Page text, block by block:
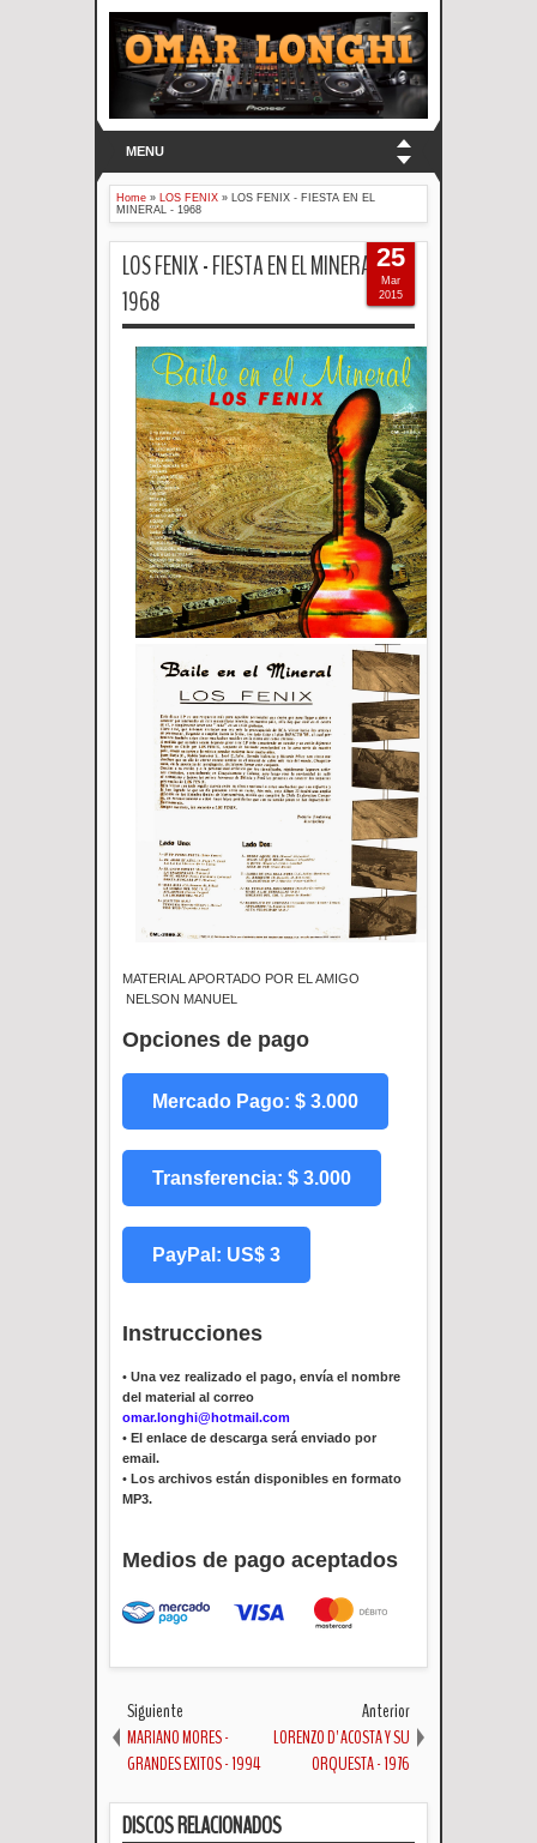
MENU
Home » LOS FENIX »
LOS FENIX - FIESTA EN EL
MINERAL - 1968
LOS FENIX - FIESTA EN EL MINERAL -
1968
MATERIAL APORTADO POR EL AMIGO
NELSON MANUEL
Opciones de pago
Mercado Pago: $ 3.000
Transferencia: $ 3.000
PayPal: US$ 3
Instrucciones
• Una vez realizado el pago, envía el nombre
del material al correo
omar.longhi@hotmail.com
• El enlace de descarga será enviado por
email.
• Los archivos están disponibles en formato
MP3.
Medios de pago aceptados
25
Mar
2015
Siguiente
MARIANO MORES -
GRANDES EXITOS - 1994
Anterior
LORENZO D' ACOSTA Y SU
ORQUESTA - 1976
DISCOS RELACIONADOS